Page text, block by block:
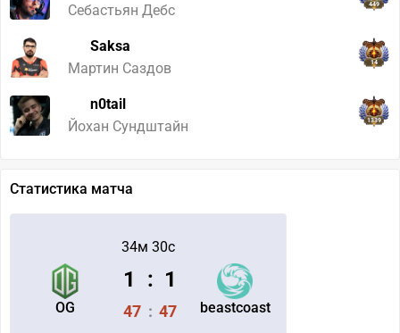
Себастьян Дебс
449
Saksa
Мартин Саздов
14
n0tail
Йохан Сундштайн
1339
Статистика матча
34м 30с
OG beastcoast
1 : 1
47 : 47